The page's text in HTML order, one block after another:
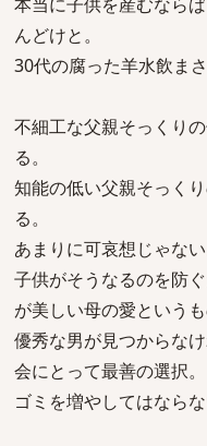
んどけと。
30代の腐った羊水飲ま
不細工な父親そっくり
る。
知能の低い父親そっく
る。
あまりに可哀想じゃない
子供がそうなるのを防
が美しい母の愛というも
優秀な男が見つからな
会にとって最善の選択。
ゴミを増やしてはならな